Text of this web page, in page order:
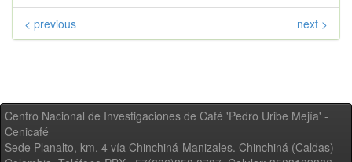
< previous next >
Centro Nacional de Investigaciones de Café 'Pedro Uribe Mejía' -
Cenicafé
Sede Planalto, km. 4 vía Chinchiná-Manizales. Chinchiná (Caldas) -